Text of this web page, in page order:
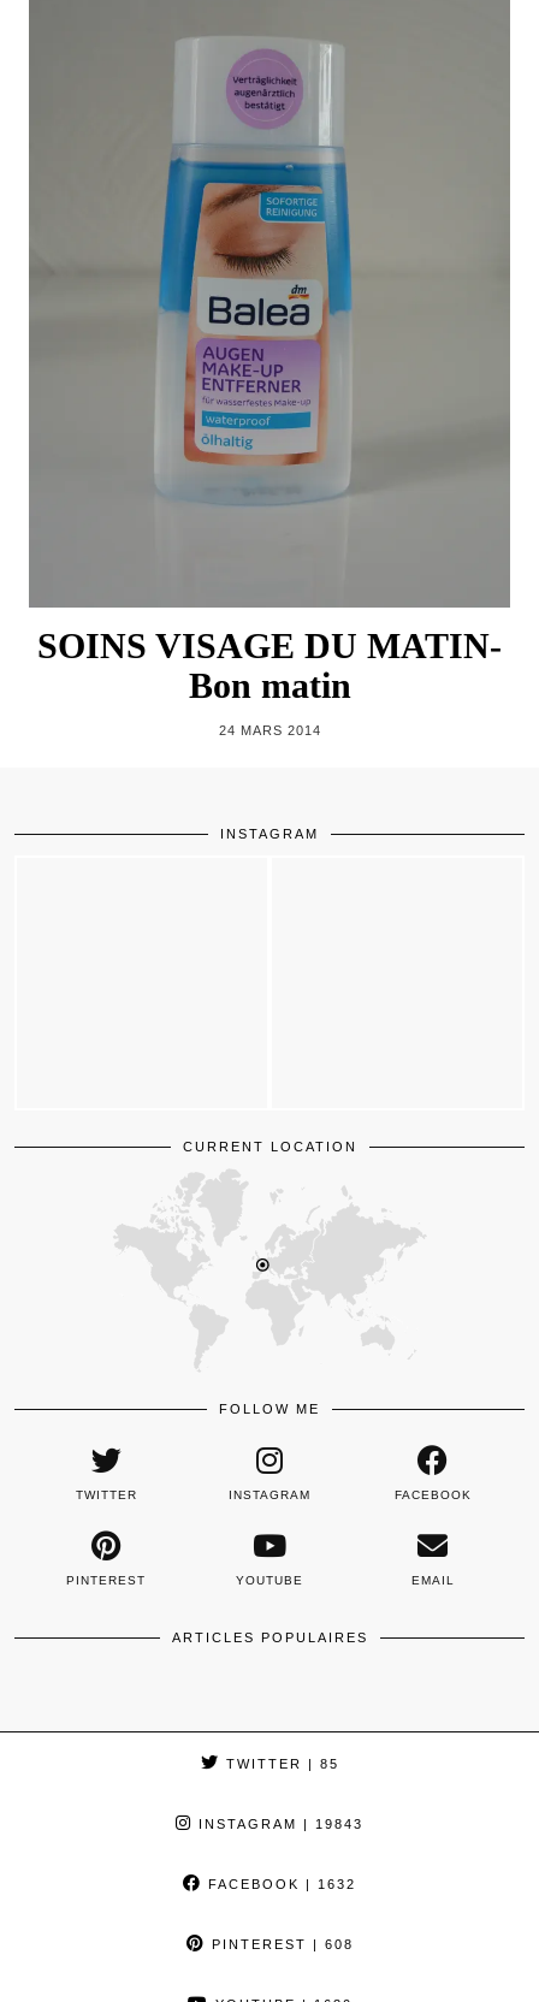
SOINS VISAGE DU MATIN-
Bon matin
24 MARS 2014
INSTAGRAM
CURRENT LOCATION
FOLLOW ME
TWITTER INSTAGRAM FACEBOOK
PINTEREST YOUTUBE EMAIL
ARTICLES POPULAIRES
TWITTER | 85
INSTAGRAM | 19843
FACEBOOK | 1632
PINTEREST | 608